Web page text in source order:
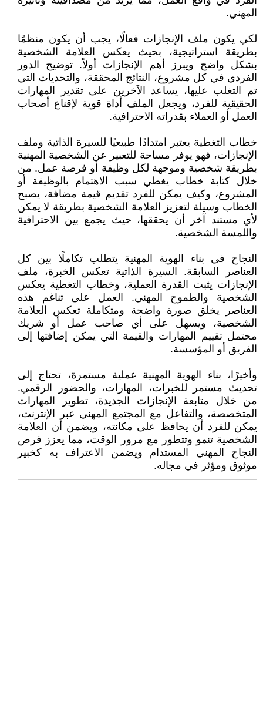
المهني.
لكي يكون ملف الإنجازات فعالًا، يجب أن يكون منظمًا
بطريقة استراتيجية، بحيث يعكس العلامة الشخصية
بشكل واضح ويبرز أهم الإنجازات أولاً. توضيح الدور
الفردي في كل مشروع، النتائج المحققة، والتحديات التي
تم التغلب عليها، يساعد الآخرين على تقدير المهارات
الحقيقية للفرد، ويجعل الملف أداة قوية لإقناع أصحاب
العمل أو العملاء بقدراته الاحترافية.
خطاب التغطية يعتبر امتدادًا طبيعيًا للسيرة الذاتية وملف
الإنجازات، فهو يوفر مساحة للتعبير عن الشخصية المهنية
بطريقة شخصية وموجهة لكل وظيفة أو فرصة عمل. من
خلال كتابة خطاب يغطي سبب الاهتمام بالوظيفة أو
المشروع، وكيف يمكن للفرد تقديم قيمة مضافة، يصبح
الخطاب وسيلة لتعزيز العلامة الشخصية بطريقة لا يمكن
لأي مستند آخر أن يحققها، حيث يجمع بين الاحترافية
واللمسة الشخصية.
النجاح في بناء الهوية المهنية يتطلب تكاملًا بين كل
العناصر السابقة. السيرة الذاتية تعكس الخبرة، ملف
الإنجازات يثبت القدرة العملية، وخطاب التغطية يعكس
الشخصية والطموح المهني. العمل على تناغم هذه
العناصر يخلق صورة واضحة ومتكاملة تعكس العلامة
الشخصية، ويسهل على أي صاحب عمل أو شريك
محتمل تقييم المهارات والقيمة التي يمكن إضافتها إلى
الفريق أو المؤسسة.
وأخيرًا، بناء الهوية المهنية عملية مستمرة، تحتاج إلى
تحديث مستمر للخبرات، المهارات، والحضور الرقمي.
من خلال متابعة الإنجازات الجديدة، تطوير المهارات
المتخصصة، والتفاعل مع المجتمع المهني عبر الإنترنت،
يمكن للفرد أن يحافظ على مكانته، ويضمن أن العلامة
الشخصية تنمو وتتطور مع مرور الوقت، مما يعزز فرص
النجاح المهني المستدام ويضمن الاعتراف به كخبير
موثوق ومؤثر في مجاله.